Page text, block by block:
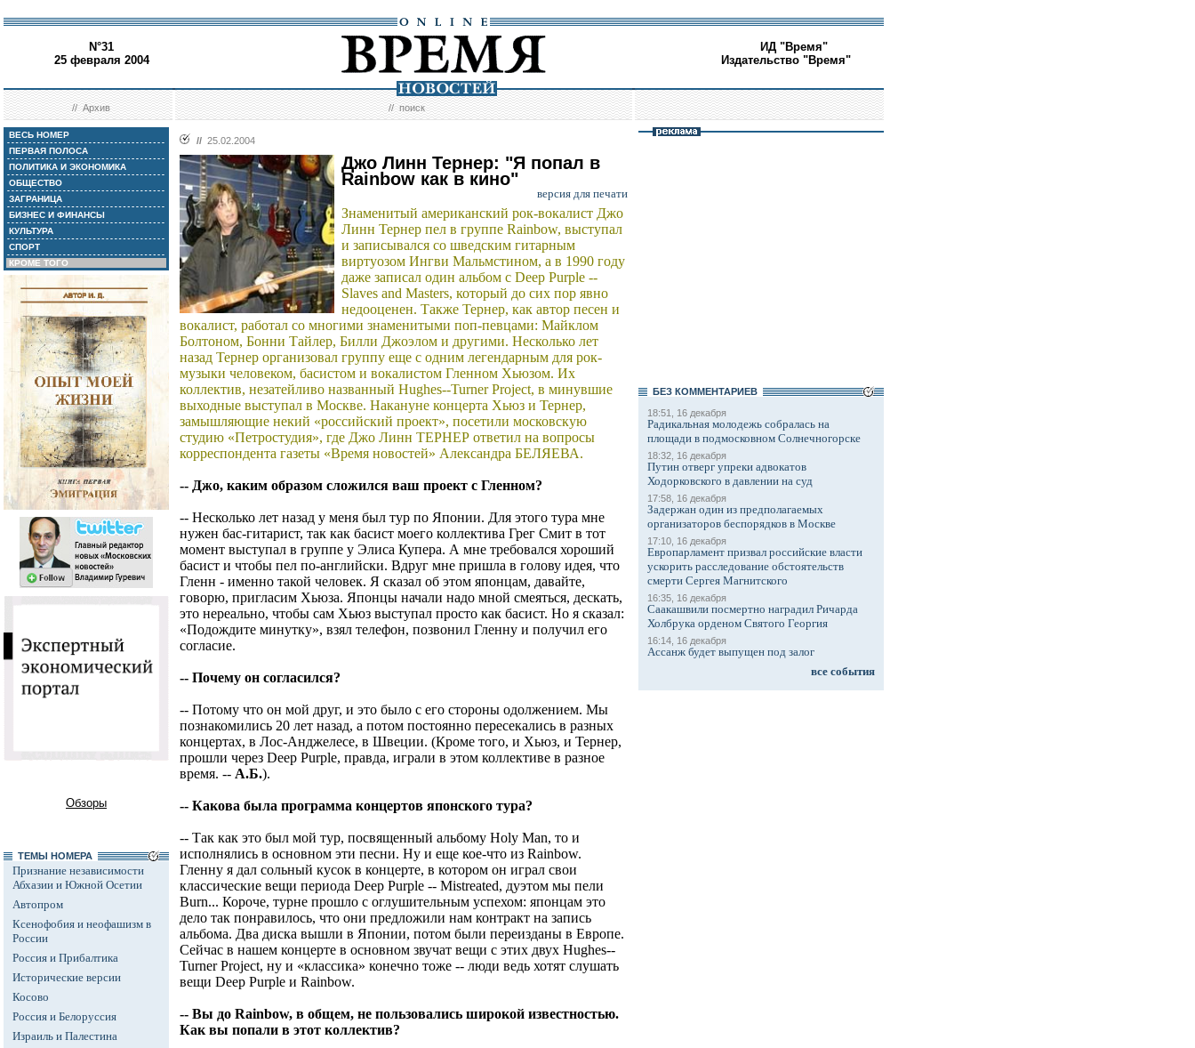
N°31
25 февраля 2004
ИД "Время"
Издательство "Время"
//Архив //поиск
ВЕСЬ НОМЕР
ПЕРВАЯ ПОЛОСА
ПОЛИТИКА И ЭКОНОМИКА
ОБЩЕСТВО
ЗАГРАНИЦА
БИЗНЕС И ФИНАНСЫ
КУЛЬТУРА
СПОРТ
КРОМЕ ТОГО
Обзоры
ТЕМЫ НОМЕРА
Признание независимости
Абхазии и Южной Осетии
Автопром
Ксенофобия и неофашизм в
России
Россия и Прибалтика
Исторические версии
Косово
Россия и Белоруссия
Израиль и Палестина
// 25.02.2004
Джо Линн Тернер: "Я попал в
Rainbow как в кино"
версия для печати
Знаменитый американский рок-вокалист Джо
Линн Тернер пел в группе Rainbow, выступал
и записывался со шведским гитарным
виртуозом Ингви Мальмстином, а в 1990 году
даже записал один альбом с Deep Purple --
Slaves and Masters, который до сих пор явно
недооценен. Также Тернер, как автор песен и
вокалист, работал со многими знаменитыми поп-певцами: Майклом
Болтоном, Бонни Тайлер, Билли Джоэлом и другими. Несколько лет
назад Тернер организовал группу еще с одним легендарным для рок-
музыки человеком, басистом и вокалистом Гленном Хьюзом. Их
коллектив, незатейливо названный Hughes--Turner Project, в минувшие
выходные выступал в Москве. Накануне концерта Хьюз и Тернер,
замышляющие некий «российский проект», посетили московскую
студию «Петростудия», где Джо Линн ТЕРНЕР ответил на вопросы
корреспондента газеты «Время новостей» Александра БЕЛЯЕВА.
-- Джо, каким образом сложился ваш проект с Гленном?
-- Несколько лет назад у меня был тур по Японии. Для этого тура мне
нужен бас-гитарист, так как басист моего коллектива Грег Смит в тот
момент выступал в группе у Элиса Купера. А мне требовался хороший
басист и чтобы пел по-английски. Вдруг мне пришла в голову идея, что
Гленн - именно такой человек. Я сказал об этом японцам, давайте,
говорю, пригласим Хьюза. Японцы начали надо мной смеяться, дескать,
это нереально, чтобы сам Хьюз выступал просто как басист. Но я сказал:
«Подождите минутку», взял телефон, позвонил Гленну и получил его
согласие.
-- Почему он согласился?
-- Потому что он мой друг, и это было с его стороны одолжением. Мы
познакомились 20 лет назад, а потом постоянно пересекались в разных
концертах, в Лос-Анджелесе, в Швеции. (Кроме того, и Хьюз, и Тернер,
прошли через Deep Purple, правда, играли в этом коллективе в разное
время. -- А.Б.).
-- Какова была программа концертов японского тура?
-- Так как это был мой тур, посвященный альбому Holy Man, то и
исполнялись в основном эти песни. Ну и еще кое-что из Rainbow.
Гленну я дал сольный кусок в концерте, в котором он играл свои
классические вещи периода Deep Purple -- Mistreated, дуэтом мы пели
Burn... Короче, турне прошло с оглушительным успехом: японцам это
дело так понравилось, что они предложили нам контракт на запись
альбома. Два диска вышли в Японии, потом были переизданы в Европе.
Сейчас в нашем концерте в основном звучат вещи с этих двух Hughes--
Turner Project, ну и «классика» конечно тоже -- люди ведь хотят слушать
вещи Deep Purple и Rainbow.
-- Вы до Rainbow, в общем, не пользовались широкой известностью.
Как вы попали в этот коллектив?
БЕЗ КОМMЕНТАРИЕВ
18:51, 16 декабря
Радикальная молодежь собралась на
площади в подмосковном Солнечногорске
18:32, 16 декабря
Путин отверг упреки адвокатов
Ходорковского в давлении на суд
17:58, 16 декабря
Задержан один из предполагаемых
организаторов беспорядков в Москве
17:10, 16 декабря
Европарламент призвал российские власти
ускорить расследование обстоятельств
смерти Сергея Магнитского
16:35, 16 декабря
Саакашвили посмертно наградил Ричарда
Холбрука орденом Святого Георгия
16:14, 16 декабря
Ассанж будет выпущен под залог
все события